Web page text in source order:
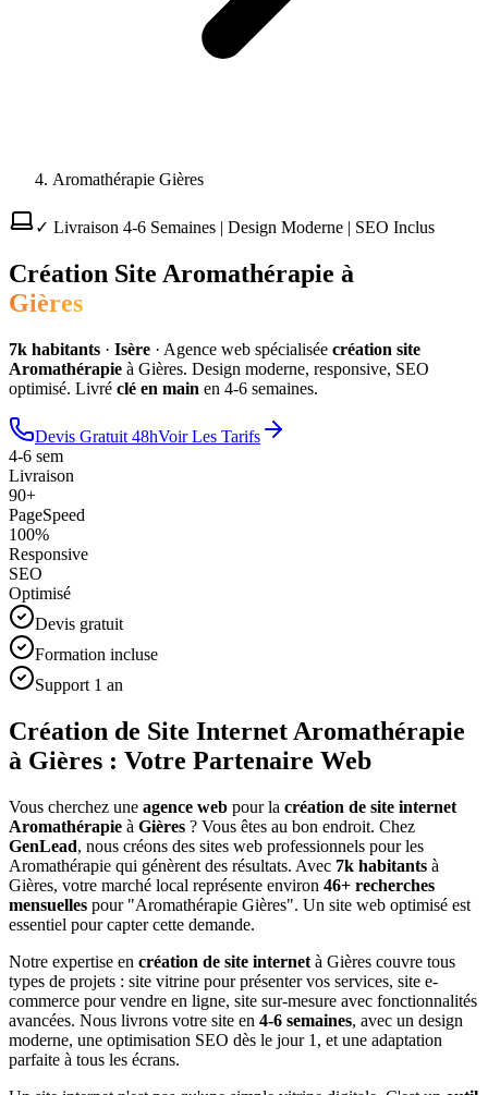
Aromathérapie Gières
✓ Livraison 4-6 Semaines | Design Moderne | SEO Inclus
Création Site Aromathérapie à
Gières
7k habitants · Isère · Agence web spécialisée création site
Aromathérapie à Gières. Design moderne, responsive, SEO
optimisé. Livré clé en main en 4-6 semaines.
Devis Gratuit 48hVoir Les Tarifs
4-6 sem
Livraison
90+
PageSpeed
100%
Responsive
SEO
Optimisé
Devis gratuit
Formation incluse
Support 1 an
Création de Site Internet Aromathérapie
à Gières : Votre Partenaire Web
Vous cherchez une agence web pour la création de site internet
Aromathérapie à Gières ? Vous êtes au bon endroit. Chez
GenLead, nous créons des sites web professionnels pour les
Aromathérapie qui génèrent des résultats. Avec 7k habitants à
Gières, votre marché local représente environ 46+ recherches
mensuelles pour "Aromathérapie Gières". Un site web optimisé est
essentiel pour capter cette demande.
Notre expertise en création de site internet à Gières couvre tous
types de projets : site vitrine pour présenter vos services, site e-
commerce pour vendre en ligne, site sur-mesure avec fonctionnalités
avancées. Nous livrons votre site en 4-6 semaines, avec un design
moderne, une optimisation SEO dès le jour 1, et une adaptation
parfaite à tous les écrans.